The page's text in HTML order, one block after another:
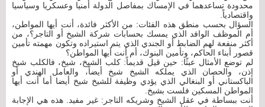
محدودة تساعدهما في الإمساك بمفاصل الدولة أمنيا وعسكريا وسياسيا
واقتصادياً.
السؤال بحسب منطق هذه الفئات: من الأكثر فائدة، أنت أيها المواطن،
أم الموظف الوافد الذي يمسك بحسابات شركة الشيخ أو التاجر؟، من
أكثر منفعة لهم الضابط أو الجندي الذي يتم استيراده وتكون مهمته تأمين
قصور أبناء الحاكم، وتأمين البنوك، أم أنت أيها المواطن؟
لم توضع الأمثال عبثًا: حين قيل قديماً: كلب الشيخ، شيخ، فالكلب شيخ
إذن، والحصان الذي يملكه الشيخ شيخ أيضاً، والعامل الهندي أو
الباكستاني أو البنغالي الذي يؤدي وظيفة للشيخ شيخ أيضا أما أنت أيها
المواطن المسكين فلست بشيخ.
أنت ببساطة في عقل الشيخ وشريكه التاجر: غير مفيد. هذه هي الإجابة